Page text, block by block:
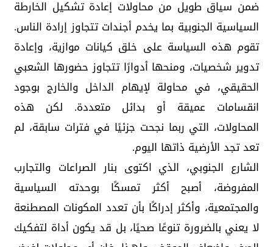
ضمن سياق طويل من محاولات إعادة تشكيل الخارطة
السياسية الجنوبية بما يخدم أجندات تتجاوز إرادة الناس.
تقوم هذه السياسة على خلق كيانات موازية، وإعادة
تدوير شخصيات، ومنحها أدوارًا تتجاوز حضورها الشعبي
الحقيقي، في محاولة لإيهام الداخل والخارج بوجود
انقسامات عميقة أو بدائل متعددة. لكن هذه
المحاولات، التي ربما نجحت جزئيًا في فترات سابقة، لم
تعد تجد الأرضية ذاتها اليوم.
الشارع الجنوبي، الذي اكتوى بنار الصراعات والتجارب
المفروضة، أصبح أكثر تمسكًا بوحدته السياسية
والمجتمعية، وأكثر إدراكًا بأن تعدد المكونات المصطنعة
لا يعني بالضرورة تنوعًا صحيًا، بل قد يكون أداة لتفكيك